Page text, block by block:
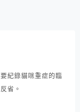
紀錄貓咪重症的臨
省。